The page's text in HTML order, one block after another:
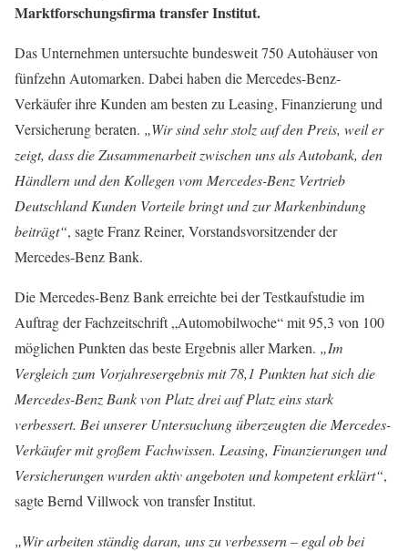
Marktforschungsfirma transfer Institut.
Das Unternehmen untersuchte bundesweit 750 Autohäuser von
fünfzehn Automarken. Dabei haben die Mercedes-Benz-
Verkäufer ihre Kunden am besten zu Leasing, Finanzierung und
Versicherung beraten. „Wir sind sehr stolz auf den Preis, weil er
zeigt, dass die Zusammenarbeit zwischen uns als Autobank, den
Händlern und den Kollegen vom Mercedes-Benz Vertrieb
Deutschland Kunden Vorteile bringt und zur Markenbindung
beiträgt“, sagte Franz Reiner, Vorstandsvorsitzender der
Mercedes-Benz Bank.
Die Mercedes-Benz Bank erreichte bei der Testkaufstudie im
Auftrag der Fachzeitschrift „Automobilwoche“ mit 95,3 von 100
möglichen Punkten das beste Ergebnis aller Marken. „Im
Vergleich zum Vorjahresergebnis mit 78,1 Punkten hat sich die
Mercedes-Benz Bank von Platz drei auf Platz eins stark
verbessert. Bei unserer Untersuchung überzeugten die Mercedes-
Verkäufer mit großem Fachwissen. Leasing, Finanzierungen und
Versicherungen wurden aktiv angeboten und kompetent erklärt“,
sagte Bernd Villwock von transfer Institut.
„Wir arbeiten ständig daran, uns zu verbessern – egal ob bei